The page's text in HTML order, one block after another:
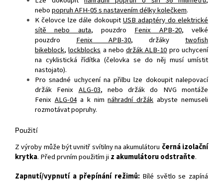
nebopopruh AFH-05 s nastavením délky kolečkem.
K čelovce lze dále dokoupitUSB adaptéry do elektrické
sítě nebo auta, pouzdro Fenix APB-20, velké
pouzdro Fenix APB-30, držáky twofish
bikeblock,lockblocks a nebodržák ALB-10 pro uchycení
na cyklistická řídítka (čelovka se do něj musí umístit
nastojato).
Pro snadné uchycení na přilbu lze dokoupit nalepovací
držák Fenix ALG-03, nebo držák do NVG montáže
Fenix ALG-04a k nimnáhradní držák abyste nemuseli
rozmotávat popruhy.
Použití
Z výroby může být uvnitř svítilny na akumulátoru černá izolační
krytka. Před prvním použitím ji z akumulátoru odstraňte.
Zapnutí/vypnutí a přepínání režimů:Bílé světlo se zapíná